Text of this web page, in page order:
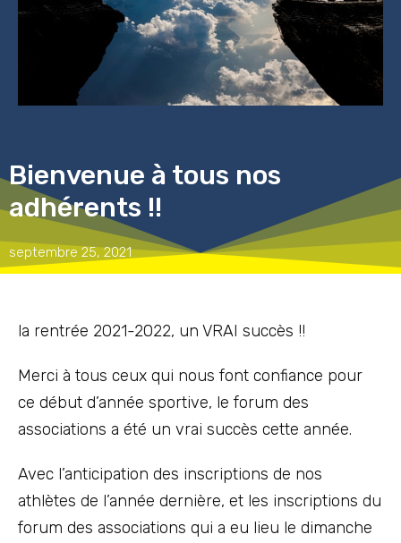
Bienvenue à tous nos
adhérents !!
septembre 25, 2021
la rentrée 2021-2022, un VRAI succès !!
Merci à tous ceux qui nous font confiance pour
ce début d’année sportive, le forum des
associations a été un vrai succès cette année.
Avec l’anticipation des inscriptions de nos
athlètes de l’année dernière, et les inscriptions du
forum des associations qui a eu lieu le dimanche